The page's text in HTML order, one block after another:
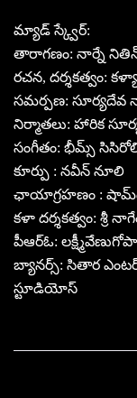
మ్యాడ్ స్క్వేర్:
తారాగణం: నార్నే
రచన, దర్శకత్వం:
సమర్పణ: సూర్యదేవ
నిర్మాతలు: హారిక
సంగీతం: భీమ్స్
కూర్పు : నవీన్ నూలి
ఛాయాగ్రహణం :
కళా దర్శకత్వం: శ్రీ
పీఆర్ఓ:
బ్యానర్స్: సితార
స్టూడియోస్‌